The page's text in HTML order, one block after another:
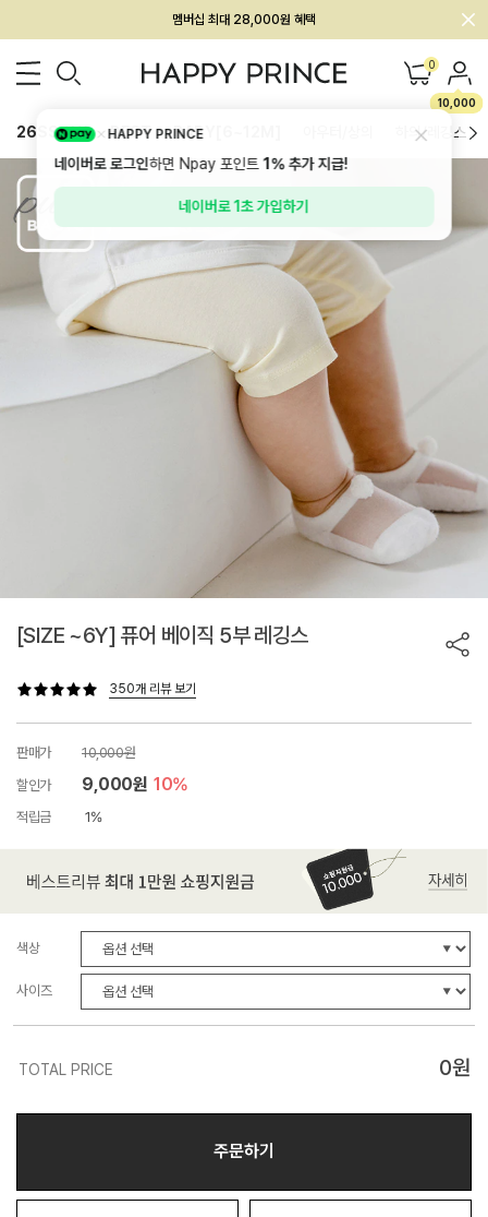
회원전용 아울렛, 가입하면 ~60% 할인!
멤버십 최대 28,000원 혜택 0
10,000
26SS 신상 BEST BABY[6~12M] 하의/레깅스
[SIZE ~6Y] 퓨어 베이직 5부 레깅스
350개 리뷰 보기
판매가
10,000원
할인가
9,000원 10%
적립금 1%
색상
사이즈
TOTAL PRICE 0원
주문하기
HAPPY PRINCE
네이버로 로그인하면 Npay 포인트1%추가 지급!
네이버로 1초 가입하기